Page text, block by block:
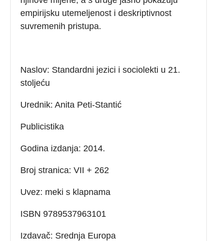
empirijsku utemeljenost i deskriptivnost
suvremenih pristupa.
Naslov: Standardni jezici i sociolekti u 21.
stoljeću
Urednik: Anita Peti-Stantić
Publicistika
Godina izdanja: 2014.
Broj stranica: VII + 262
Uvez: meki s klapnama
ISBN 9789537963101
Izdavač: Srednja Europa